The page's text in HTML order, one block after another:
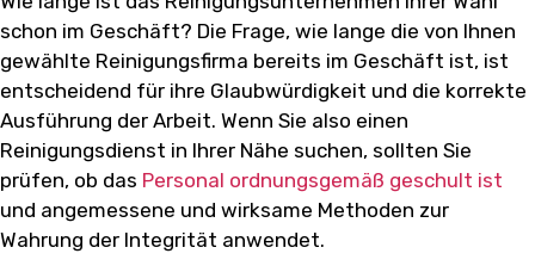
schon im Geschäft? Die Frage, wie lange die von Ihnen
gewählte Reinigungsfirma bereits im Geschäft ist, ist
entscheidend für ihre Glaubwürdigkeit und die korrekte
Ausführung der Arbeit. Wenn Sie also einen
Reinigungsdienst in Ihrer Nähe suchen, sollten Sie
prüfen, ob das Personal ordnungsgemäß geschult ist
und angemessene und wirksame Methoden zur
Wahrung der Integrität anwendet.